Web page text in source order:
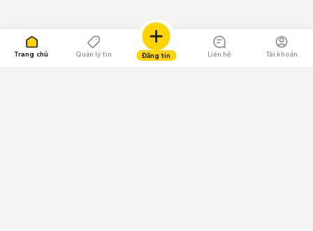
Trang chủ Quản lý tin Đăng tin Liên hệ Tài khoản